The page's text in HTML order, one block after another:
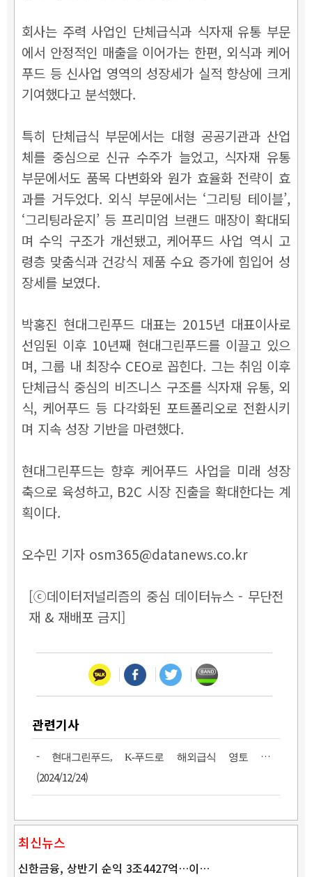
회사는 주력 사업인 단체급식과 식자재 유통 부문
에서 안정적인 매출을 이어가는 한편, 외식과 케어
푸드 등 신사업 영역의 성장세가 실적 향상에 크게
기여했다고 분석했다.
특히 단체급식 부문에서는 대형 공공기관과 산업
체를 중심으로 신규 수주가 늘었고, 식자재 유통
부문에서도 품목 다변화와 원가 효율화 전략이 효
과를 거두었다. 외식 부문에서는 ‘그리팅 테이블’,
‘그리팅라운지’ 등 프리미엄 브랜드 매장이 확대되
며 수익 구조가 개선됐고, 케어푸드 사업 역시 고
령층 맞춤식과 건강식 제품 수요 증가에 힘입어 성
장세를 보였다.
박홍진 현대그린푸드 대표는 2015년 대표이사로
선임된 이후 10년째 현대그린푸드를 이끌고 있으
며, 그룹 내 최장수 CEO로 꼽힌다. 그는 취임 이후
단체급식 중심의 비즈니스 구조를 식자재 유통, 외
식, 케어푸드 등 다각화된 포트폴리오로 전환시키
며 지속 성장 기반을 마련했다.
현대그린푸드는 향후 케어푸드 사업을 미래 성장
축으로 육성하고, B2C 시장 진출을 확대한다는 계
획이다.
오수민 기자 osm365@datanews.co.kr
[ⓒ데이터저널리즘의 중심 데이터뉴스 - 무단전
재 & 재배포 금지]
관련기사
- 현대그린푸드, K-푸드로 해외급식 영토 확장
(2024/12/24)
최신뉴스
신한금융, 상반기 순익 3조4427억…이…